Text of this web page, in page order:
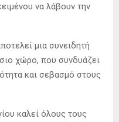
να λάβουν την
μια συνειδητή
χώρο, που συνδυάζει
και σεβασμό στους
καλεί όλους τους